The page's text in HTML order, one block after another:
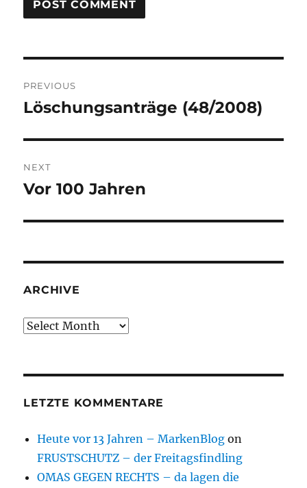
navigation
PREVIOUS
Previous
Löschungsanträge (48/2008)
NEXT
Next
Vor 100 Jahren
ARCHIVE
Archive
LETZTE KOMMENTARE
Heute vor 13 Jahren – MarkenBlog on
FRUSTSCHUTZ – der Freitagsfindling
OMAS GEGEN RECHTS – da lagen die